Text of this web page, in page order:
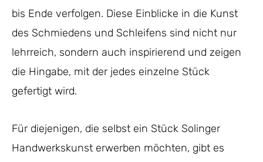
bis Ende verfolgen. Diese Einblicke in die Kunst
des Schmiedens und Schleifens sind nicht nur
lehrreich, sondern auch inspirierend und zeigen
die Hingabe, mit der jedes einzelne Stück
gefertigt wird.
Für diejenigen, die selbst ein Stück Solinger
Handwerkskunst erwerben möchten, gibt es